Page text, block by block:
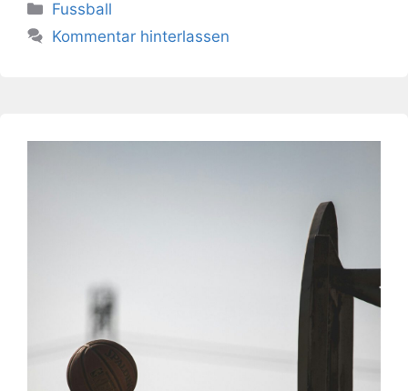
Kategorien
Fussball
Kommentar hinterlassen